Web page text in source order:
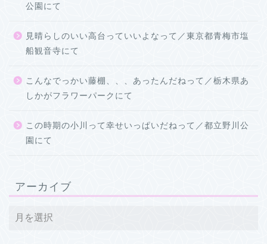
公園にて
見晴らしのいい高台っていいよなって／東京都青梅市塩
船観音寺にて
こんなでっかい藤棚、、、あったんだねって／栃木県あ
しかがフラワーパークにて
この時期の小川って幸せいっぱいだねって／都立野川公
園にて
アーカイブ